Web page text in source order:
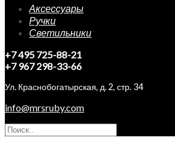
Аксессуары
Ручки
Светильники
+7 495 725-88-21
+7 967 298-33-66
Ул. Краснобогатырская, д. 2, стр. 34
info@mrsruby.com